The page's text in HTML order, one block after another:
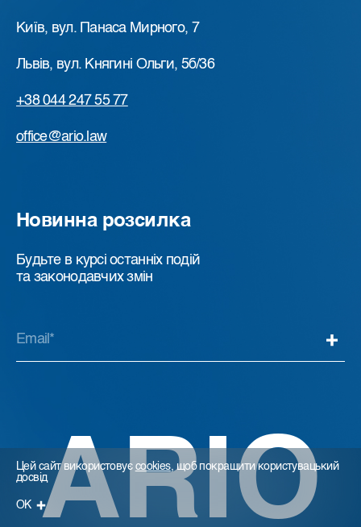
Київ, вул. Панаса Мирного, 7
Львів, вул. Княгині Ольги, 5б/36
+38 044 247 55 77
office@ario.law
Новинна розсилка
Будьте в курсі останніх подій
та законодавчих змін
ARIO
Цей сайт використовує cookies, щоб покращити користувацький
досвід
ОК